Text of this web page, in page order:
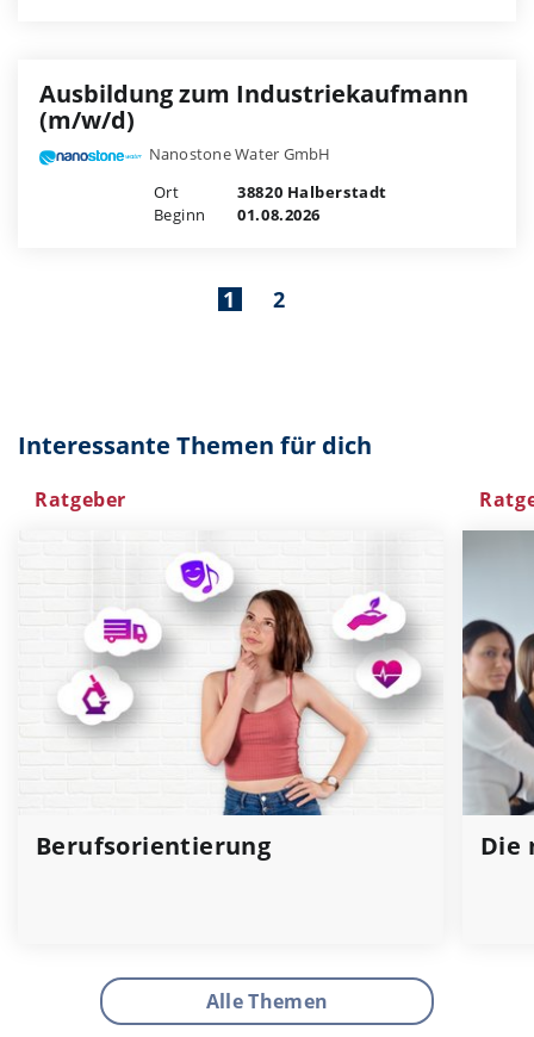
Ausbildung zum Industriekaufmann
(m/w/d)
Nanostone Water GmbH
Ort
38820 Halberstadt
Beginn
01.08.2026
1 2
Interessante Themen für dich
Ratgeber
Berufsorientierung Die
Alle Themen